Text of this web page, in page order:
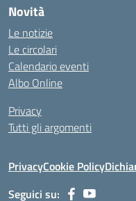
Novità
Le notizie
Le circolari
Calendario eventi
Albo Online
Privacy
Tutti gli argomenti
PrivacyCookie Policy
Seguici su: